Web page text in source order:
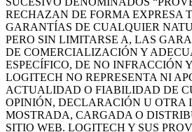
RECHAZAN DE FORMA EXPRESA
GARANTÍAS DE CUALQUIER
PERO SIN LIMITARSE A, LAS
DE COMERCIALIZACIÓN Y
ESPECÍFICO, DE NO INFRACCIÓN
LOGITECH NO REPRESENTA NI
ACTUALIDAD O FIABILIDAD DE
OPINIÓN, DECLARACIÓN U OTRA
MOSTRADA, CARGADA O
SITIO WEB. LOGITECH Y SUS